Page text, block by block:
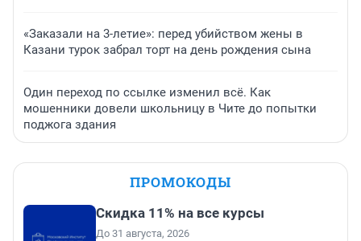
«Заказали на 3-летие»: перед убийством жены в
Казани турок забрал торт на день рождения сына
Один переход по ссылке изменил всё. Как
мошенники довели школьницу в Чите до попытки
поджога здания
ПРОМОКОДЫ
Скидка 11% на все курсы
До 31 августа, 2026